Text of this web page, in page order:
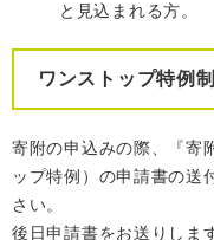
と見込まれる方。
ワンストップ特例
寄附の申込みの際、『寄
ップ特例）の申請書の送
さい。
後日申請書をお送りしま